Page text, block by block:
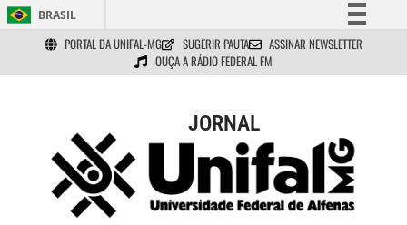
BRASIL
Simplifique!
Comunica BR
Acesso à informação
Legislação
Canais
PORTAL DA UNIFAL-MG SUGERIR PAUTA
ASSINAR NEWSLETTER
OUÇA A RÁDIO FEDERAL FM
JORNAL